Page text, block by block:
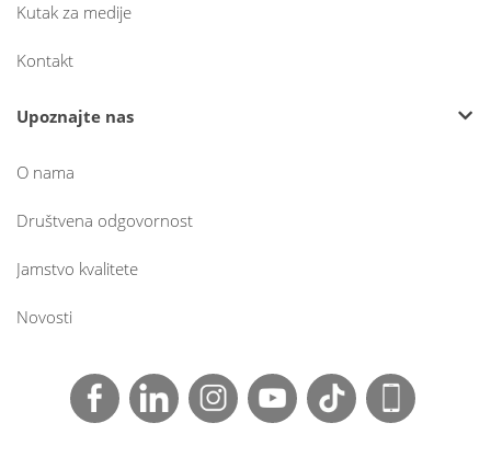
Kutak za medije
Kontakt
Upoznajte nas
O nama
Društvena odgovornost
Jamstvo kvalitete
Novosti